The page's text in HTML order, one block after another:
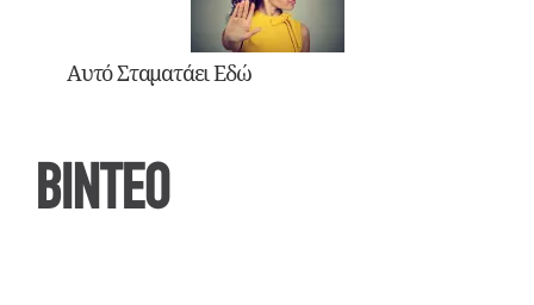
Αυτό Σταματάει Εδώ
ΒΙΝΤΕΟ